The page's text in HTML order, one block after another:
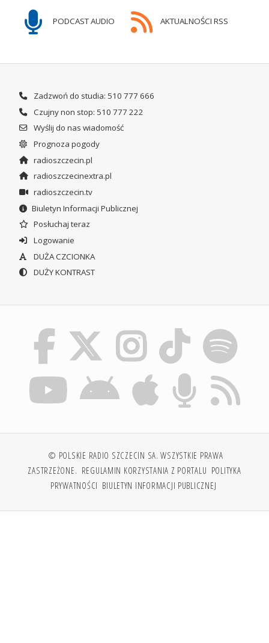
PODCAST AUDIO AKTUALNOŚCI RSS
Zadzwoń do studia: 510 777 666
Czujny non stop: 510 777 222
Wyślij do nas wiadomość
Prognoza pogody
radioszczecin.pl
radioszczecinextra.pl
radioszczecin.tv
Biuletyn Informacji Publicznej
Posłuchaj teraz
Logowanie
DUŻA CZCIONKA
DUŻY KONTRAST
© POLSKIE RADIO SZCZECIN SA. WSZYSTKIE PRAWA
ZASTRZEŻONE. REGULAMIN KORZYSTANIA Z PORTALU POLITYKA
PRYWATNOŚCI BIULETYN INFORMACJI PUBLICZNEJ